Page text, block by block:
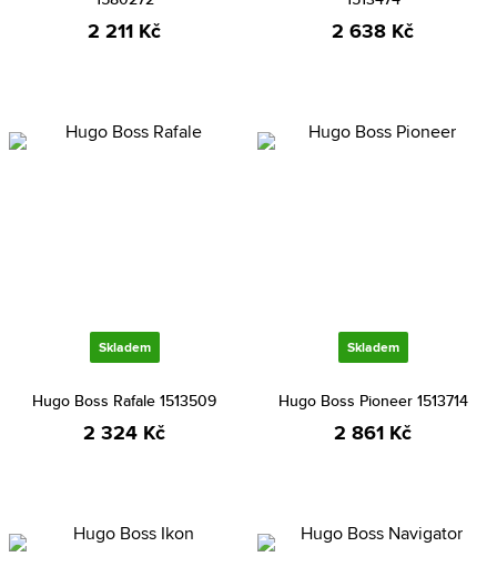
2 211 Kč 2 638 Kč
Skladem
Hugo Boss Rafale 1513509
2 324 Kč
Skladem
Hugo Boss Pioneer 1513714
2 861 Kč